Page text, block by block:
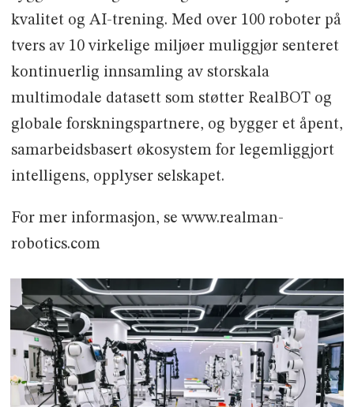
kvalitet og AI-trening. Med over 100 roboter på
tvers av 10 virkelige miljøer muliggjør senteret
kontinuerlig innsamling av storskala
multimodale datasett som støtter RealBOT og
globale forskningspartnere, og bygger et åpent,
samarbeidsbasert økosystem for legemliggjort
intelligens, opplyser selskapet.
For mer informasjon, se www.realman-
robotics.com